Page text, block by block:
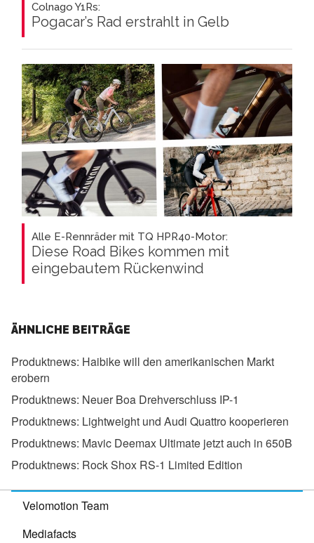
Colnago Y1Rs:
Pogacar’s Rad erstrahlt in Gelb
Alle E-Rennräder mit TQ HPR40-Motor:
Diese Road Bikes kommen mit
eingebautem Rückenwind
ÄHNLICHE BEITRÄGE
Produktnews: Haibike will den amerikanischen Markt
erobern
Produktnews: Neuer Boa Drehverschluss IP-1
Produktnews: Lightweight und Audi Quattro kooperieren
Produktnews: Mavic Deemax Ultimate jetzt auch in 650B
Produktnews: Rock Shox RS-1 Limited Edition
Velomotion Team
Mediafacts